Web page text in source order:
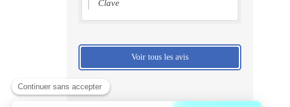
Clave
Voir tous les avis